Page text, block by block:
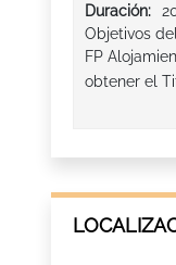
Duración:
Objetivos
FP
obtener el